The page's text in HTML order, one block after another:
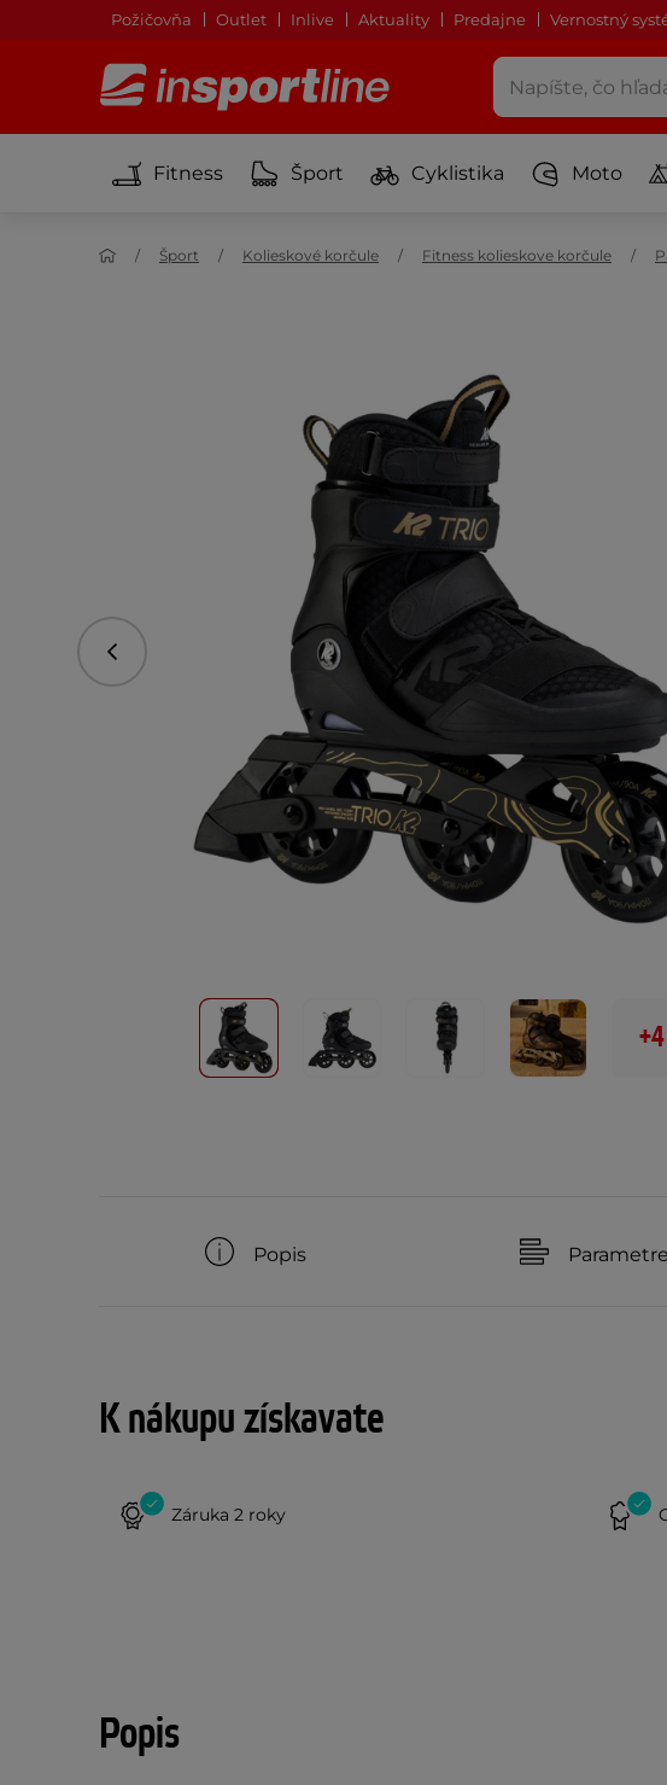
Požičovňa Outlet Inlive Aktuality Predajne Vernostný
Fitness Šport Cyklistika Moto
Šport Kolieskové korčule Fitness kolieskove korčule
Predchádzajúce
+4
Popis Parametre
K nákupu získavate
Záruka 2 roky
Popis